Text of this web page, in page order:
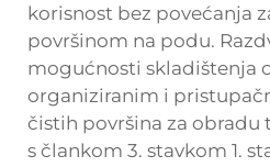
korisnost bez povećanja
površinom na podu.
mogućnosti skladištenja
organiziranim i
čistih površina za obradu
s člankom 3. stavkom 1.